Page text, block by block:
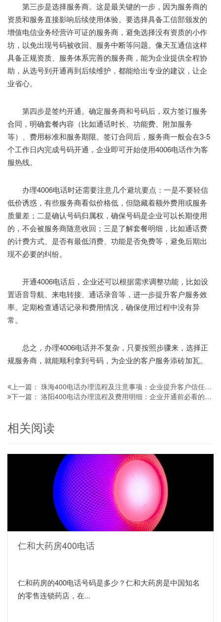
第三步是选择服务商。这是最关键的一步，因为服务商的
资质和服务直接影响后续使用体验。要选择具备工信部颁发的
增值电信业务经营许可证的服务商，避免选择没有资质的小作
坊，以免出现号码被收回、服务中断等问题。像天互通信这样
具备正规资质、服务体系完善的服务商，能为企业提供全程协
助，从选号到开通再到后续维护，都能给出专业的建议，让企
业省心。
第四步是签约开通。确定服务商和号码后，双方签订服务
合同，明确套餐内容（比如通话时长、功能费、附加服务
等）、费用标准和服务期限。签订合同后，服务商一般会在3-5
个工作日内完成号码开通，企业即可开始使用4006电话作为客
服热线。
办理4006电话时还需要注意几个避坑要点：一是不要轻信
低价诱惑，有些服务商看似价格低，但隐藏着额外费用或服务
质量差；二是确认号码归属权，确保号码是企业可以长期使用
的，不会被服务商随意收回；三是了解套餐明细，比如通话费
的计费方式、是否有最低消费、功能是否免费等，避免后期出
现不必要的纠纷。
开通4006电话后，企业还可以根据需求调整功能，比如设
置语音导航、来电转接、通话录音等，进一步提升客户服务效
率。定期检查通话记录和费用情况，确保使用过程中没有异
常。
总之，办理4006电话并不复杂，只要按照步骤来，选择正
规服务商，就能顺利拿到号码，为企业的客户服务添砖加瓦。
上一篇： 珠海400电话办理流程及注意事项：企业提升客户信任与形象的实用攻略
下一篇： 洛阳400电话办理流程及费用明细：企业开通前必看的实用指南
相关阅读
仁和大药房400电话
仁和药房的400电话号码是多少？仁和大药房是中国知名
的零售连锁药店，在...